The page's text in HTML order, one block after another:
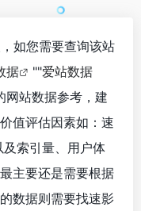
如您需要查询该站
据 ""爱站数据
网站数据参考，建
值评估因素如：速
索引量、用户体
主要还是需要根据
数据则需要找速影